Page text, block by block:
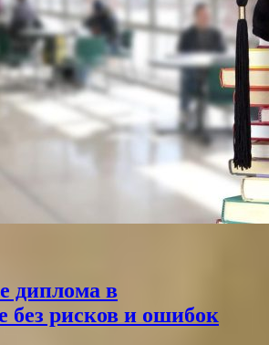
диплома в
без рисков и ошибок